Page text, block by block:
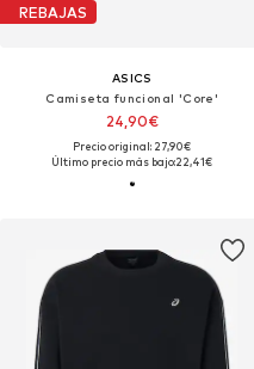
REBAJAS
ASICS
Camiseta funcional 'Core'
24,90€
Precio original: 27,90€
Último precio más bajo:22,41€